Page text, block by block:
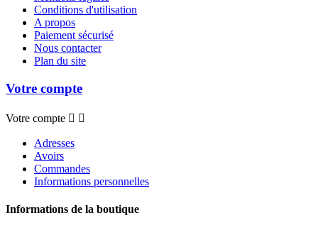
Conditions d'utilisation
A propos
Paiement sécurisé
Nous contacter
Plan du site
Votre compte
Votre compte  
Adresses
Avoirs
Commandes
Informations personnelles
Informations de la boutique